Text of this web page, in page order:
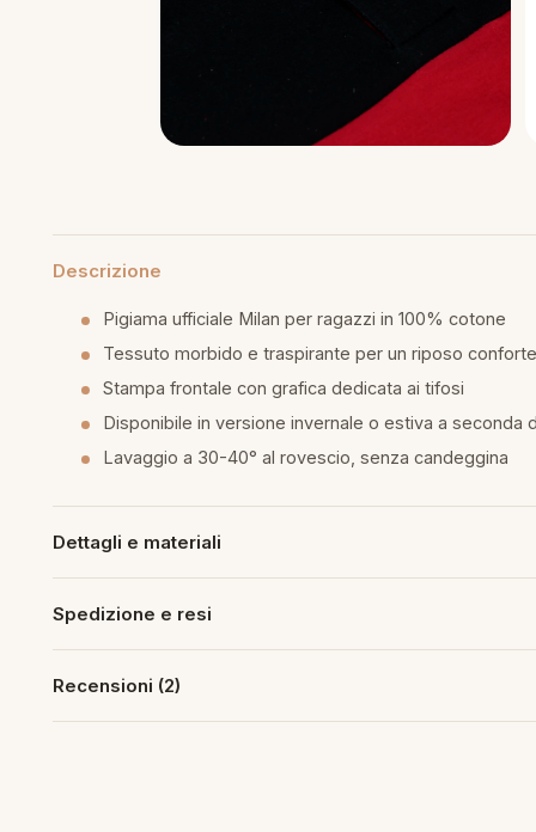
e Pigiami
Descrizione
Pigiama ufficiale Milan per ragazzi in 100% cotone
Tessuto morbido e traspirante per un riposo
Stampa frontale con grafica dedicata ai tifosi
Disponibile in versione invernale o estiva a seconda
Lavaggio a 30-40° al rovescio, senza candeggina
Dettagli e materiali
Spedizione e resi
Recensioni (2)